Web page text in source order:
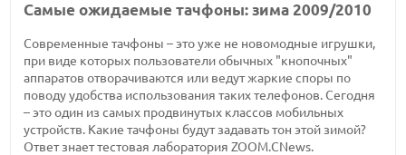
Самые ожидаемые тачфоны: зима 2009/2010
Современные тачфоны – это уже не новомодные игрушки,
при виде которых пользователи обычных "кнопочных"
аппаратов отворачиваются или ведут жаркие споры по
поводу удобства использования таких телефонов. Сегодня
– это один из самых продвинутых классов мобильных
устройств. Какие тачфоны будут задавать тон этой зимой?
Ответ знает тестовая лаборатория ZOOM.CNews.